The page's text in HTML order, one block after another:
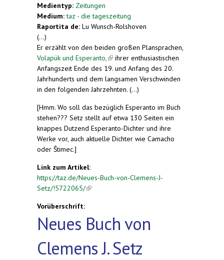
Medientyp: Zeitungen
Medium:taz - die tageszeitung
Raportita de: Lu Wunsch-Rolshoven
(...)
Er erzählt von den beiden großen Plansprachen,
Volapük und Esperanto, (link is external)
ihrer enthusiastischen
Anfangszeit Ende des 19. und Anfang des 20.
Jahrhunderts und dem langsamen Verschwinden
in den folgenden Jahrzehnten. (...)
[Hmm. Wo soll das bezüglich Esperanto im Buch
stehen??? Setz stellt auf etwa 130 Seiten ein
knappes Dutzend Esperanto-Dichter und ihre
Werke vor, auch aktuelle Dichter wie Camacho
oder Ŝtimec.]
Link zum Artikel:
https://taz.de/Neues-Buch-von-Clemens-J-
Setz/!5722065/(link is external)
Vorüberschrift:
Neues Buch von
Clemens J. Setz